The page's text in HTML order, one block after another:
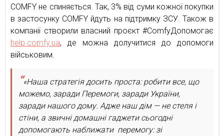
COMFY не спиняється. Так, 3% від суми кожної покупки
в застосунку COMFY йдуть на підтримку ЗСУ. Також в
компанії створили власний проєкт #ComfyДопомогає
help.comfy.ua, де можна долучитися до допомоги
військовим.
«Наша стратегія досить проста: робити все, що
можемо, заради Перемоги, заради України,
заради нашого дому. Адже наш дім — не стеля і
стіни, а звичні домашні гаджети сьогодні
допомогають наближати перемогу: зі